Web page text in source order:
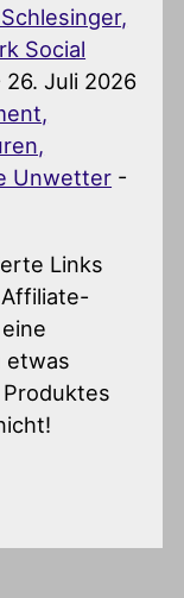
Social
26. Juli 2026
Unwetter -
Links
etwas